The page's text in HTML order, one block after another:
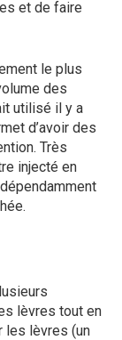
et de faire
le plus
des
utilisé il y a
d’avoir des
Très
injecté en
lèvres tout en
les lèvres (un